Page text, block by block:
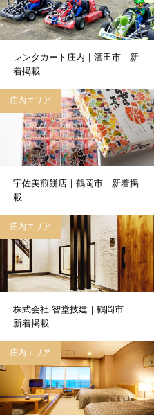
レンタカート庄内｜酒田市 新
着掲載
庄内エリア
宇佐美煎餅店｜鶴岡市 新着掲
載
庄内エリア
株式会社 智堂技建｜鶴岡市
新着掲載
庄内エリア